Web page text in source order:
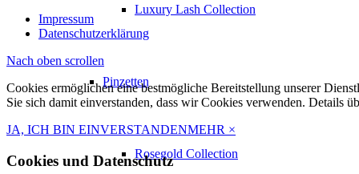
Luxury Lash Collection
Pinzetten
Rosegold Collection
Impressum
Datenschutzerklärung
Nach oben scrollen
Cookies ermöglichen eine bestmögliche Bereitstellung unserer
Sie sich damit einverstanden, dass wir Cookies verwenden. Details
JA, ICH BIN EINVERSTANDENMEHR ×
Cookies und Datenschutz